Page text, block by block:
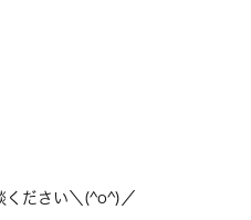
ください＼(^o^)／